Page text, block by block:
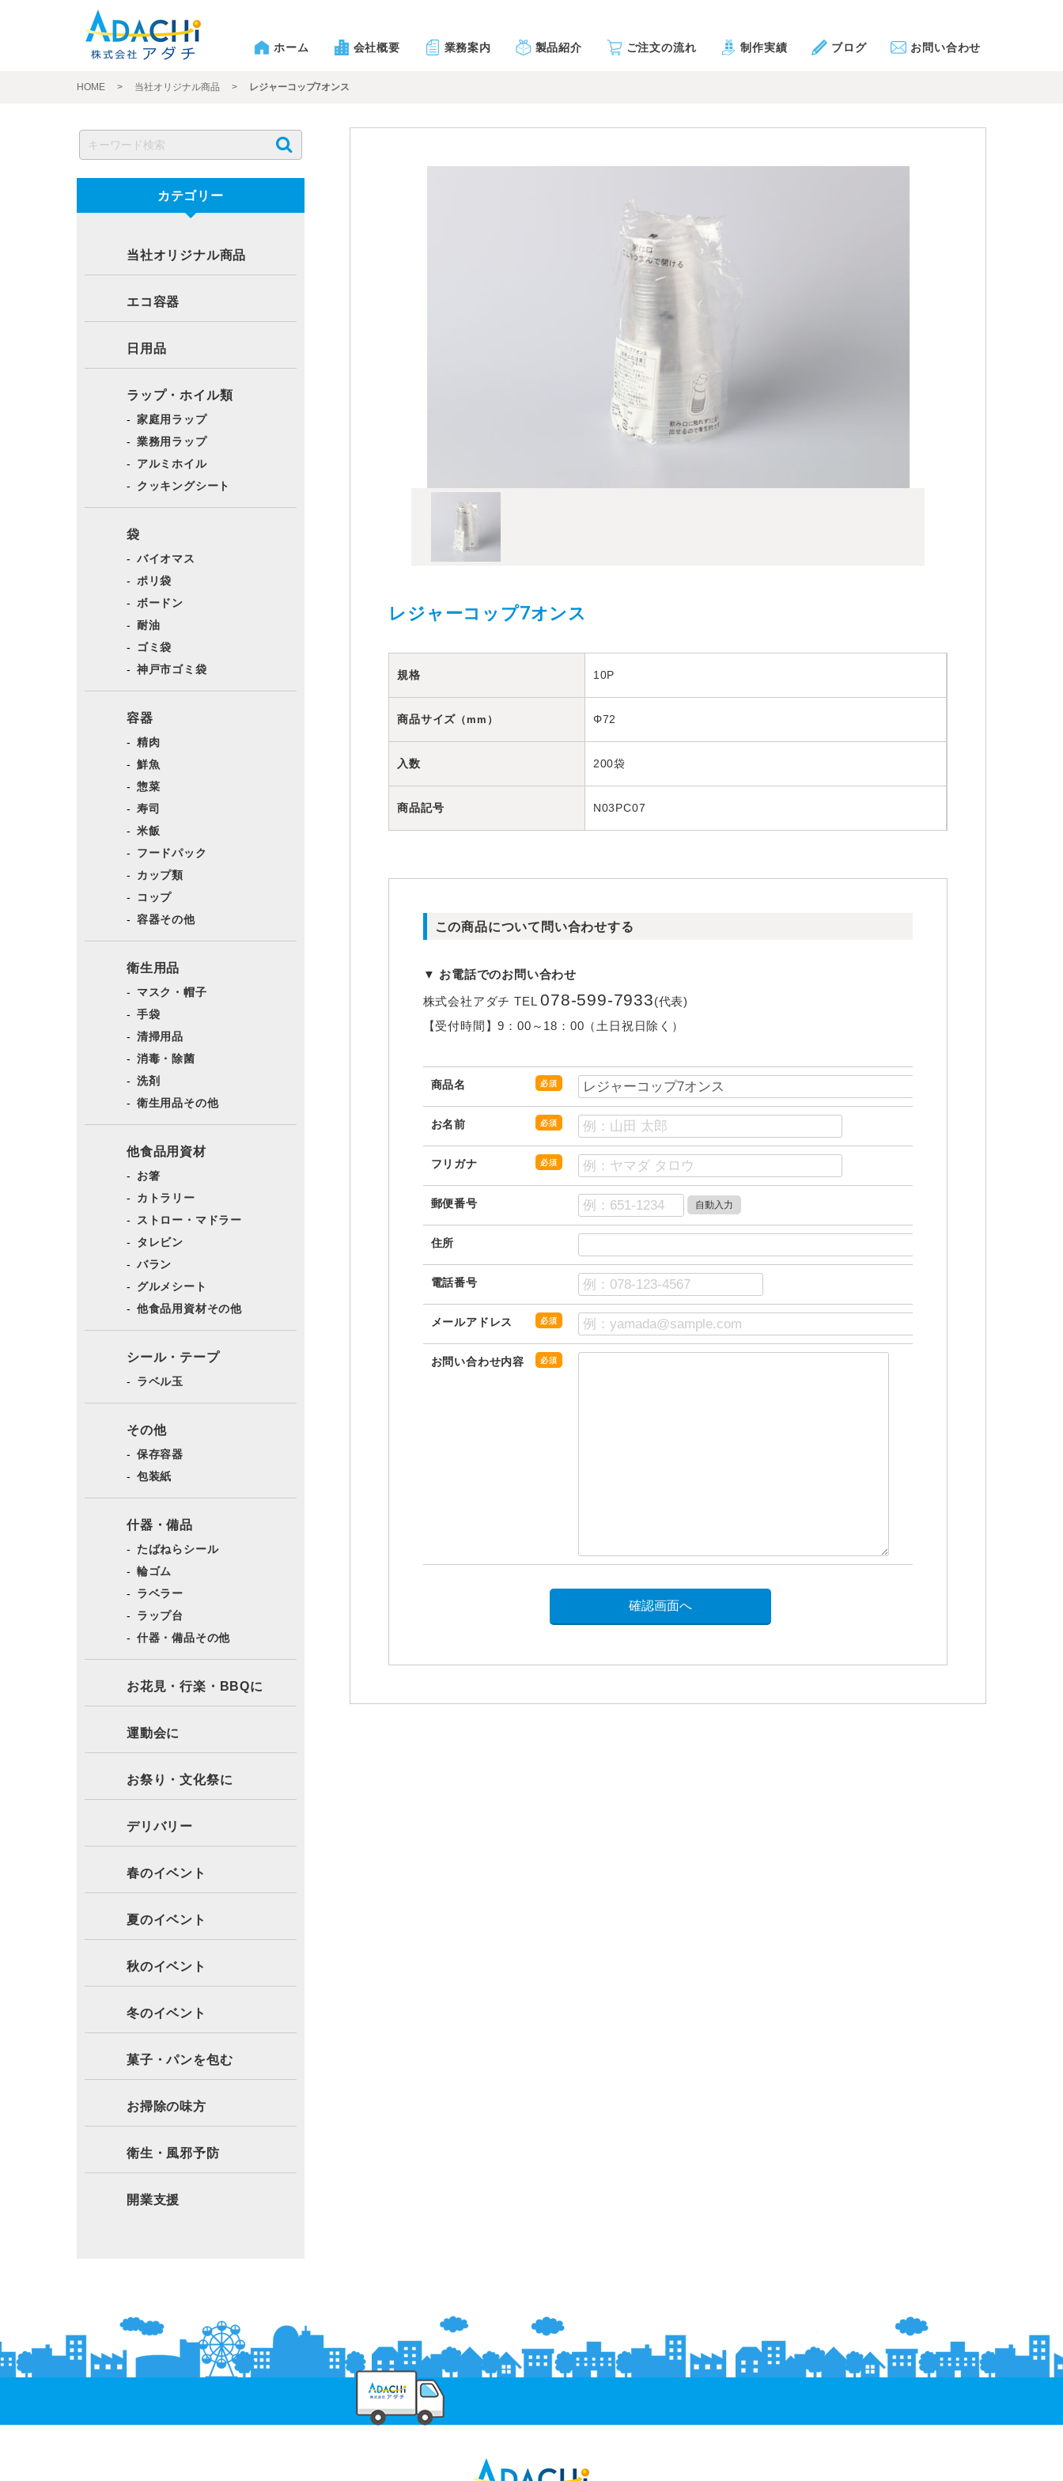
ホーム 会社概要 業務案内 製品紹介 ご注文の流れ 制作実績 ブログ お問い合わせ
HOME > 当社オリジナル商品 > レジャーコップ7オンス
レジャーコップ7オンス
規格 10P
商品サイズ （mm） Φ72
入数 200袋
商品記号 N03PC07
この商品について問い合わせする
▼ お電話でのお問い合わせ
株式会社アダチTEL078-599-7933(代表)
【受付時間】9：00～18：00（土日祝日除く）
商品名 必須
お名前 必須
フリガナ 必須
郵便番号
住所
電話番号
メールアドレス 必須
お問い合わせ内容 必須
カテゴリー
当社オリジナル商品
エコ容器
日用品
ラップ・ホイル類
家庭用ラップ
業務用ラップ
アルミホイル
クッキングシート
袋
バイオマス
ポリ袋
ボードン
耐油
ゴミ袋
神戸市ゴミ袋
容器
精肉
鮮魚
惣菜
寿司
米飯
フードパック
カップ類
コップ
容器その他
衛生用品
マスク・帽子
手袋
清掃用品
消毒・除菌
洗剤
衛生用品その他
他食品用資材
お箸
カトラリー
ストロー・マドラー
タレビン
バラン
グルメシート
他食品用資材その他
シール・テープ
ラベル玉
その他
保存容器
包装紙
什器・備品
たばねらシール
輪ゴム
ラベラー
ラップ台
什器・備品その他
お花見・行楽・BBQに
運動会に
お祭り・文化祭に
デリバリー
春のイベント
夏のイベント
秋のイベント
冬のイベント
菓子・パンを包む
お掃除の味方
衛生・風邪予防
開業支援